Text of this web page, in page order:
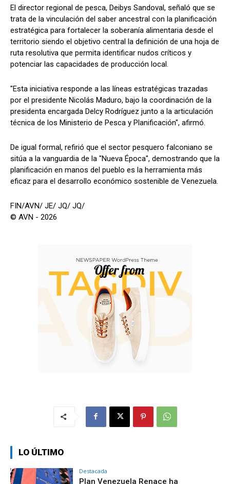
El director regional de pesca, Deibys Sandoval, señaló que se
trata de la vinculación del saber ancestral con la planificación
estratégica para fortalecer la soberanía alimentaria desde el
territorio siendo el objetivo central la definición de una hoja de
ruta resolutiva que permita identificar nudos críticos y
potenciar las capacidades de producción local.
"Esta iniciativa responde a las líneas estratégicas trazadas
por el presidente Nicolás Maduro, bajo la coordinación de la
presidenta encargada Delcy Rodríguez junto a la articulación
técnica de los Ministerio de Pesca y Planificación", afirmó.
De igual formal, refirió que el sector pesquero falconiano se
sitúa a la vanguardia de la "Nueva Época", demostrando que la
planificación en manos del pueblo es la herramienta más
eficaz para el desarrollo económico sostenible de Venezuela.
FIN/AVN/ JE/ JQ/ JQ/
© AVN - 2026
LO ÚLTIMO
Destacada
Plan Venezuela Renace ha